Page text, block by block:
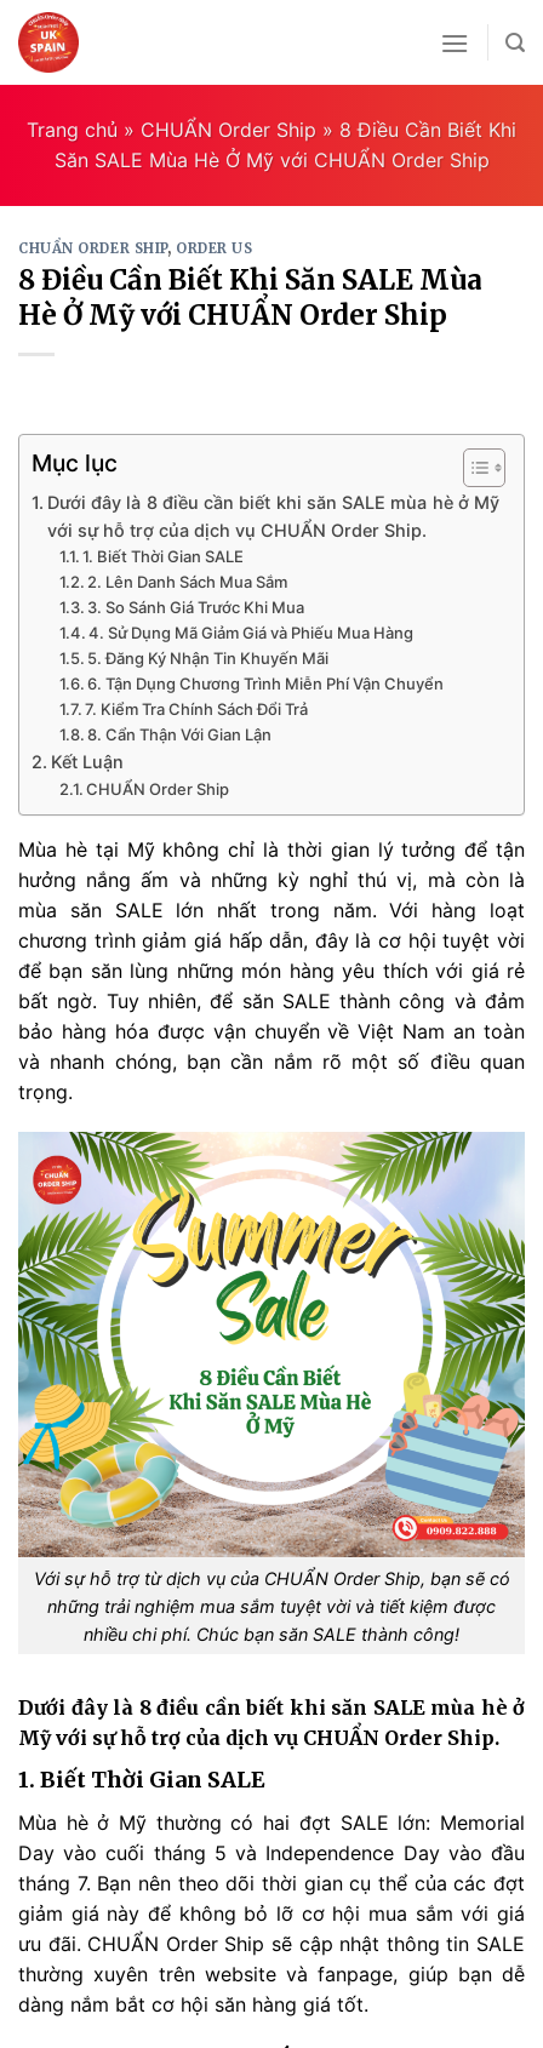
Skip
to
content
Trang chủ » CHUẨN Order Ship » 8 Điều Cần Biết Khi
Săn SALE Mùa Hè Ở Mỹ với CHUẨN Order Ship
CHUẨN ORDER SHIP, ORDER US
8 Điều Cần Biết Khi Săn SALE Mùa
Hè Ở Mỹ với CHUẨN Order Ship
Mục lục
Dưới đây là 8 điều cần biết khi săn SALE mùa hè ở Mỹ
với sự hỗ trợ của dịch vụ CHUẨN Order Ship.
1. Biết Thời Gian SALE
2. Lên Danh Sách Mua Sắm
3. So Sánh Giá Trước Khi Mua
4. Sử Dụng Mã Giảm Giá và Phiếu Mua Hàng
5. Đăng Ký Nhận Tin Khuyến Mãi
6. Tận Dụng Chương Trình Miễn Phí Vận Chuyển
7. Kiểm Tra Chính Sách Đổi Trả
8. Cẩn Thận Với Gian Lận
Kết Luận
CHUẨN Order Ship
Mùa hè tại Mỹ không chỉ là thời gian lý tưởng để tận
hưởng nắng ấm và những kỳ nghỉ thú vị, mà còn là
mùa săn SALE lớn nhất trong năm. Với hàng loạt
chương trình giảm giá hấp dẫn, đây là cơ hội tuyệt vời
để bạn săn lùng những món hàng yêu thích với giá rẻ
bất ngờ. Tuy nhiên, để săn SALE thành công và đảm
bảo hàng hóa được vận chuyển về Việt Nam an toàn
và nhanh chóng, bạn cần nắm rõ một số điều quan
trọng.
Với sự hỗ trợ từ dịch vụ của CHUẨN Order Ship, bạn sẽ có
những trải nghiệm mua sắm tuyệt vời và tiết kiệm được
nhiều chi phí. Chúc bạn săn SALE thành công!
Dưới đây là 8 điều cần biết khi săn SALE mùa hè ở
Mỹ với sự hỗ trợ của dịch vụ CHUẨN Order Ship.
1. Biết Thời Gian SALE
Mùa hè ở Mỹ thường có hai đợt SALE lớn: Memorial
Day vào cuối tháng 5 và Independence Day vào đầu
tháng 7. Bạn nên theo dõi thời gian cụ thể của các đợt
giảm giá này để không bỏ lỡ cơ hội mua sắm với giá
ưu đãi. CHUẨN Order Ship sẽ cập nhật thông tin SALE
thường xuyên trên website và fanpage, giúp bạn dễ
dàng nắm bắt cơ hội săn hàng giá tốt.